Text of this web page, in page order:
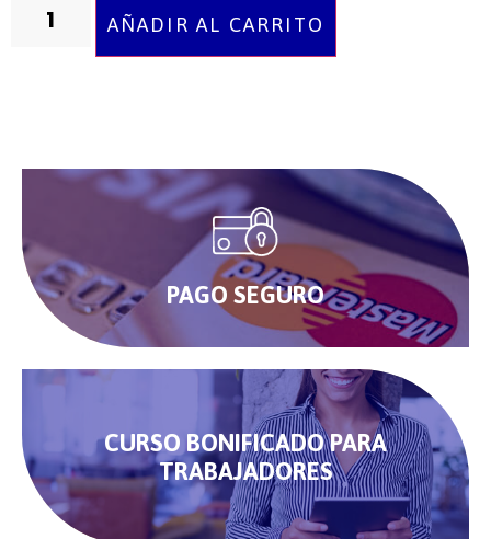
AÑADIR AL CARRITO
PAGO SEGURO
CURSO BONIFICADO PARA
TRABAJADORES